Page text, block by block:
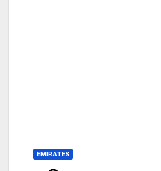
EMIRATES